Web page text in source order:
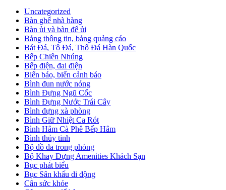
Uncategorized
Bàn ghế nhà hàng
Bàn ủi và bàn để ủi
Bảng thông tin, bảng quảng cáo
Bát Đá, Tô Đá, Thố Đá Hàn Quốc
Bếp Chiên Nhúng
Bếp điện, đai điện
Biển báo, biển cảnh báo
Bình đun nước nóng
Bình Đựng Ngũ Cốc
Bình Đựng Nước Trái Cây
Bình đựng xà phòng
Bình Giữ Nhiệt Ca Rót
Bình Hâm Cà Phê Bếp Hâm
Bình thủy tinh
Bộ đồ da trong phòng
Bộ Khay Đựng Amenities Khách Sạn
Bục phát biểu
Bục Sân khấu di động
Cân sức khỏe